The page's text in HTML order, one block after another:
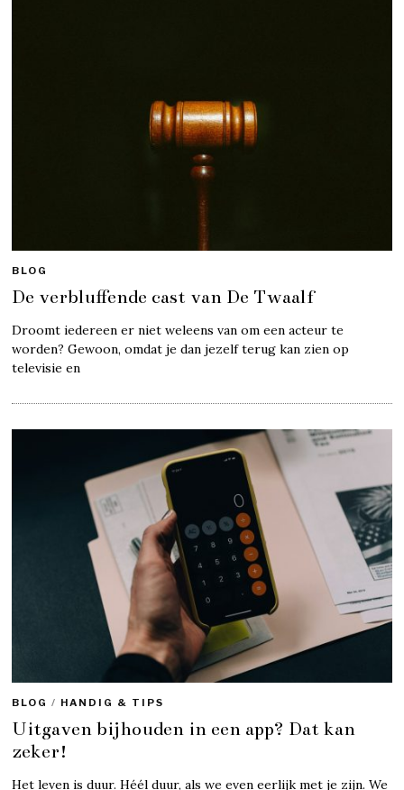
BLOG
De verbluffende cast van De Twaalf
Droomt iedereen er niet weleens van om een acteur te
worden? Gewoon, omdat je dan jezelf terug kan zien op
televisie en
BLOG / HANDIG & TIPS
Uitgaven bijhouden in een app? Dat kan
zeker!
Het leven is duur. Héél duur, als we even eerlijk met je zijn. We